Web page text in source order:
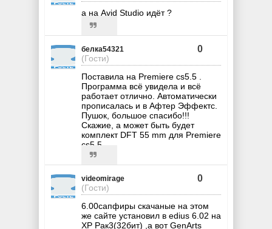
а на Avid Studio идёт ?
белка54321
(Гости)
0
Поставила на Premiere cs5.5 .
Программа всё увидела и всё
работает отлично. Автоматически
прописалась и в Афтер Эффектс.
Пушок, большое спасибо!!!
Скажие, а может быть будет
комплект DFT 55 mm для Premiere
cs5.5
videomirage
(Гости)
0
6.00сапфиры скачаные на этом
же сайте установил в edius 6.02 на
ХР Рак3(32бит) ,а вот GenArts